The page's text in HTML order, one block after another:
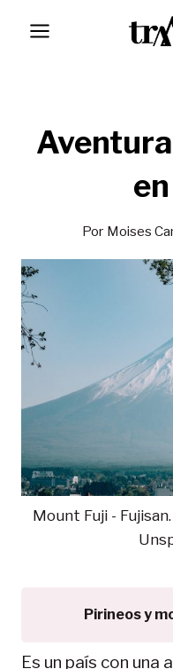
Por Moises
Mount Fuji -
Pirineos y
Es un país con